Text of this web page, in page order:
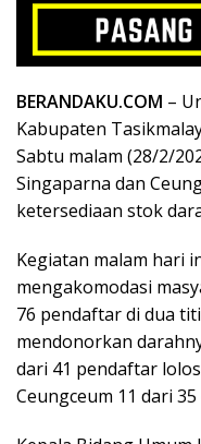
BERANDAKU.COM –
Kabupaten
Sabtu malam (28/2/
Singaparna dan
ketersediaan stok
Kegiatan malam hari
mengakomodasi
76 pendaftar di dua
mendonorkan
dari 41 pendaftar
Ceungceum 11 dari